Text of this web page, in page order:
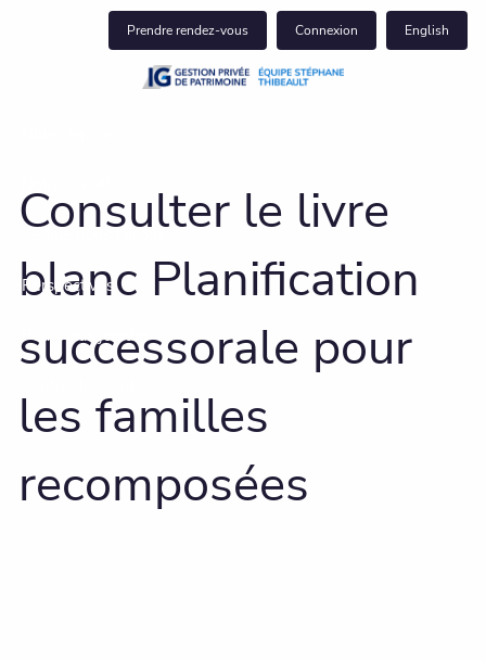
Skip to main content
Prendre rendez-vous Connexion English
Perspectives
Pour nous joindre
Consulter le livre
blanc Planification
successorale pour
les familles
recomposées